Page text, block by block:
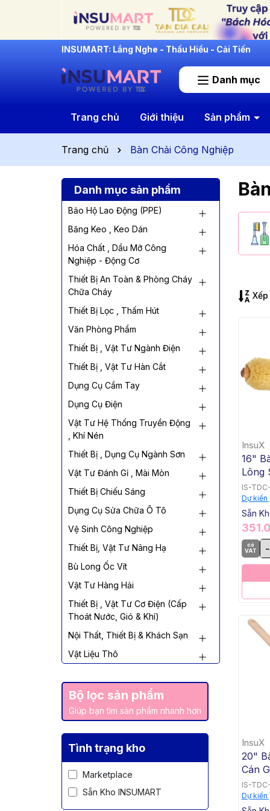
INSUMART: Lắng Nghe - Thấu Hiểu - Cải Tiến
Danh mục
Trang chủ Giới thiệu Sản phẩm
Trang chủ Bàn Chải Công Nghiệp
Danh mục sản phẩm
Bảo Hộ Lao Động (PPE)
Băng Keo , Keo Dán
Hóa Chất , Dầu Mỡ Công
Nghiệp - Động Cơ
Thiết Bị An Toàn & Phòng Cháy
Chữa Cháy
Thiết Bị Lọc , Thấm Hút
Văn Phòng Phẩm
Thiết Bị , Vật Tư Ngành Điện
Thiết Bị , Vật Tư Hàn Cắt
Dụng Cụ Cầm Tay
Dụng Cụ Điện
Vật Tư Hệ Thống Truyền Động
, Khí Nén
Thiết Bị , Dụng Cụ Ngành Sơn
Vật Tư Đánh Gỉ , Mài Mòn
Thiết Bị Chiếu Sáng
Dụng Cụ Sửa Chữa Ô Tô
Vệ Sinh Công Nghiệp
Thiết Bị, Vật Tư Nâng Hạ
Bù Long Ốc Vít
Vật Tư Hàng Hải
Thiết Bị , Vật Tư Cơ Điện (Cấp
Thoát Nước, Gió & Khí)
Nội Thất, Thiết Bị & Khách Sạn
Vật Liệu Thô
Bộ lọc sản phẩm
Giúp bạn tìm sản phẩm nhanh hơn
Tình trạng kho
Marketplace
Sẵn Kho INSUMART
InsuX
16"
Lông
Chắn
Vàng
12
Guard)
IS-
Dự kiến
Sẵn
có
VAT
-
InsuX
20"
Cán
IS-
Dự kiến